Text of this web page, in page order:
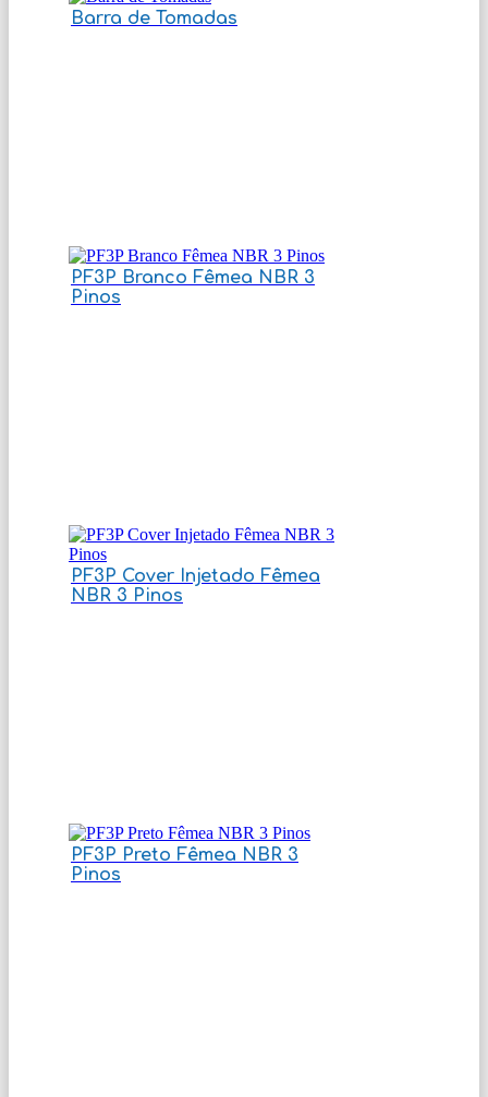
Barra de Tomadas
PF3P Branco Fêmea NBR 3
Pinos
PF3P Cover Injetado Fêmea
NBR 3 Pinos
PF3P Preto Fêmea NBR 3
Pinos